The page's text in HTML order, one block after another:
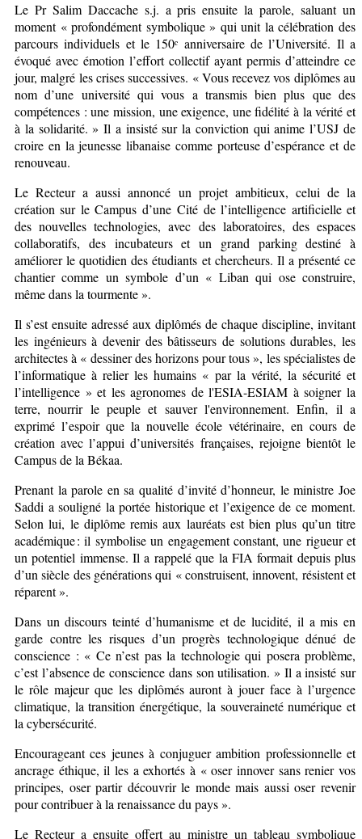
Le Pr Salim Daccache s.j. a pris ensuite la parole, saluant un
moment « profondément symbolique » qui unit la célébration des
parcours individuels et le 150ᵉ anniversaire de l’Université. Il a
évoqué avec émotion l’effort collectif ayant permis d’atteindre ce
jour, malgré les crises successives. « Vous recevez vos diplômes au
nom d’une université qui vous a transmis bien plus que des
compétences : une mission, une exigence, une fidélité à la vérité et
à la solidarité. » Il a insisté sur la conviction qui anime l’USJ de
croire en la jeunesse libanaise comme porteuse d’espérance et de
renouveau.
Le Recteur a aussi annoncé un projet ambitieux, celui de la
création sur le Campus d’une Cité de l’intelligence artificielle et
des nouvelles technologies, avec des laboratoires, des espaces
collaboratifs, des incubateurs et un grand parking destiné à
améliorer le quotidien des étudiants et chercheurs. Il a présenté ce
chantier comme un symbole d’un « Liban qui ose construire,
même dans la tourmente ».
Il s’est ensuite adressé aux diplômés de chaque discipline, invitant
les ingénieurs à devenir des bâtisseurs de solutions durables, les
architectes à « dessiner des horizons pour tous », les spécialistes de
l’informatique à relier les humains « par la vérité, la sécurité et
l’intelligence » et les agronomes de l'ESIA-ESIAM à soigner la
terre, nourrir le peuple et sauver l'environnement. Enfin, il a
exprimé l’espoir que la nouvelle école vétérinaire, en cours de
création avec l’appui d’universités françaises, rejoigne bientôt le
Campus de la Békaa.
Prenant la parole en sa qualité d’invité d’honneur, le ministre Joe
Saddi a souligné la portée historique et l’exigence de ce moment.
Selon lui, le diplôme remis aux lauréats est bien plus qu’un titre
académique : il symbolise un engagement constant, une rigueur et
un potentiel immense. Il a rappelé que la FIA formait depuis plus
d’un siècle des générations qui « construisent, innovent, résistent et
réparent ».
Dans un discours teinté d’humanisme et de lucidité, il a mis en
garde contre les risques d’un progrès technologique dénué de
conscience : « Ce n’est pas la technologie qui posera problème,
c’est l’absence de conscience dans son utilisation. » Il a insisté sur
le rôle majeur que les diplômés auront à jouer face à l’urgence
climatique, la transition énergétique, la souveraineté numérique et
la cybersécurité.
Encourageant ces jeunes à conjuguer ambition professionnelle et
ancrage éthique, il les a exhortés à « oser innover sans renier vos
principes, oser partir découvrir le monde mais aussi oser revenir
pour contribuer à la renaissance du pays ».
Le Recteur a ensuite offert au ministre un tableau symbolique